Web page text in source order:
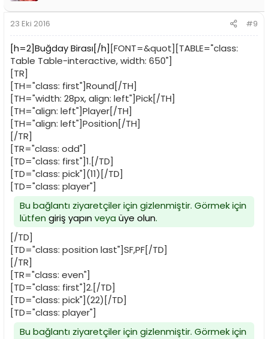
23 Eki 2016 #9
[h=2]Buğday Birası[/h] [FONT=&quot][TABLE="class:
Table Table-interactive, width: 650"]
[TR]
[TH="class: first"]Round[/TH]
[TH="width: 28px, align: left"]Pick[/TH]
[TH="align: left"]Player[/TH]
[TH="align: left"]Position[/TH]
[/TR]
[TR="class: odd"]
[TD="class: first"]1.[/TD]
[TD="class: pick"](11)[/TD]
[TD="class: player"]
Bu bağlantı ziyaretçiler için gizlenmiştir. Görmek için
lütfen giriş yapınveya üye olun.
[/TD]
[TD="class: position last"]SF,PF[/TD]
[/TR]
[TR="class: even"]
[TD="class: first"]2.[/TD]
[TD="class: pick"](22)[/TD]
[TD="class: player"]
Bu bağlantı ziyaretçiler için gizlenmiştir. Görmek için